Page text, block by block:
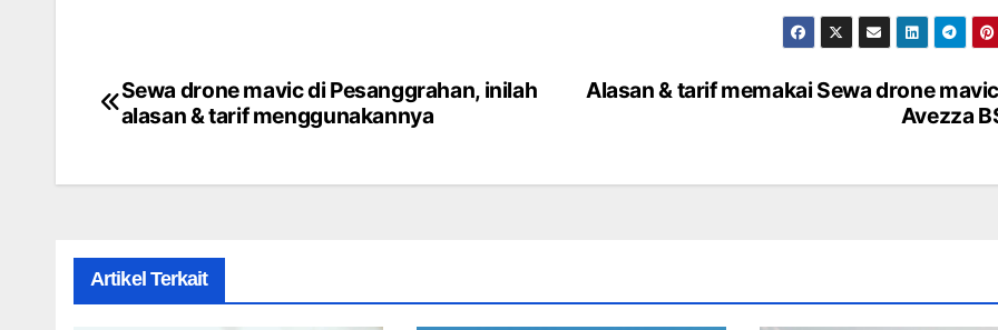
Post
Alasan & tarif memakai Sewa drone
Avezza
Sewa drone mavic di Pesanggrahan, inilah
alasan & tarif menggunakannya
Artikel Terkait